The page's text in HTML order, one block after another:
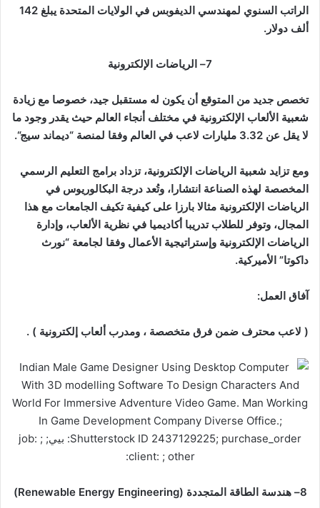
الراتب السنوي لمهندسي الديفوبس في الولايات المتحدة يبلغ 142
ألف دولار .
7
– الرياضات الإلكترونية
تخصص جديد من المتوقع أن يكون له مستقبل جيد، خصوصا مع زيادة
شعبية الألعاب الإلكترونية في مختلف أنجاء العالم حيث يقدر وجود ما
لا يقل عن 3.32 مليارات لاعب في العالم وفقا لمنصة “ديماند سيج
“.
ومع تزايد شعبية الرياضات الإلكترونية، تزداد برامج التعليم الرسمي
المخصصة لهذه الصناعة انتشارا، وتُعد درجة البكالوريوس في
الرياضات الإلكترونية مثالا بارزا على كيفية تكيف الجامعات مع هذا
المجال، وتوفر للطلاب تدريبا أكاديميا في نظرية الألعاب، وإدارة
الرياضات الإلكترونية وإستراتيجية الأعمال وفقا لجامعة “نورث
داكوتا” الأميركية.
آفاق العمل:
( لاعب محترف ضمن فرق متخصصة ، ومدرب ألعاب إلكترونية ) .
8
–هندسة الطاقة المتجددة (Renewable Energy Engineering)